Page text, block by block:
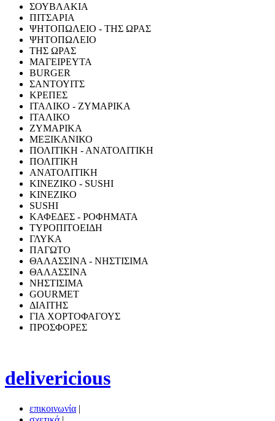
ΣΟΥΒΛΑΚΙΑ
ΠΙΤΣΑΡΙΑ
ΨΗΤΟΠΩΛΕΙΟ - ΤΗΣ ΩΡΑΣ
ΨΗΤΟΠΩΛΕΙΟ
ΤΗΣ ΩΡΑΣ
ΜΑΓΕΙΡΕΥΤΑ
BURGER
ΣΑΝΤΟΥΙΤΣ
ΚΡΕΠΕΣ
ΙΤΑΛΙΚΟ - ΖΥΜΑΡΙΚΑ
ΙΤΑΛΙΚΟ
ΖΥΜΑΡΙΚΑ
ΜΕΞΙΚΑΝΙΚΟ
ΠΟΛΙΤΙΚΗ - ΑΝΑΤΟΛΙΤΙΚΗ
ΠΟΛΙΤΙΚΗ
ΑΝΑΤΟΛΙΤΙΚΗ
ΚΙΝΕΖΙΚΟ - SUSHI
ΚΙΝΕΖΙΚΟ
SUSHI
ΚΑΦΕΔΕΣ - ΡΟΦΗΜΑΤΑ
ΤΥΡΟΠΙΤΟΕΙΔΗ
ΓΛΥΚΑ
ΠΑΓΩΤΟ
ΘΑΛΑΣΣΙΝΑ - ΝΗΣΤΙΣΙΜΑ
ΘΑΛΑΣΣΙΝΑ
ΝΗΣΤΙΣΙΜΑ
GOURMET
ΔΙΑΙΤΗΣ
ΓΙΑ ΧΟΡΤΟΦΑΓΟΥΣ
ΠΡΟΣΦΟΡΕΣ
delivericious
επικοινωνία |